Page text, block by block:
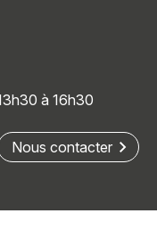
à 16h30
Nous contacter